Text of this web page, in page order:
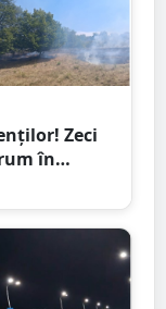
Zeci
în